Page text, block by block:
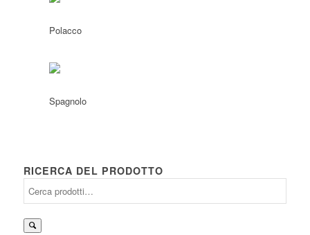
RICERCA DEL PRODOTTO